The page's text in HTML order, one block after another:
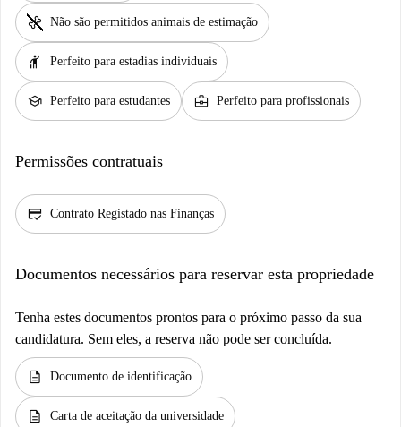
pet_supplies Não são permitidos animais de estimação
hail Perfeito para estadias individuais
school Perfeito para estudantes business_center Perfeito para profissionais
Permissões contratuais
credit_score Contrato Registado nas Finanças
Documentos necessários para reservar esta propriedade
Tenha estes documentos prontos para o próximo passo da sua
candidatura. Sem eles, a reserva não pode ser concluída.
description Documento de identificação
description Carta de aceitação da universidade